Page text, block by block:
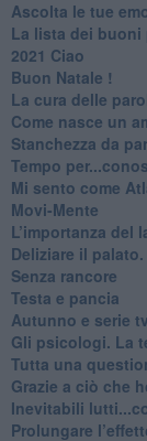
​Ascolta le tue
​La lista dei
2021 Ciao
Buon Natale !
​La cura delle
​Come nasce un
Stanchezza da
​Tempo
​Mi sento come
​Movi-Mente
​L’importanza del
​Deliziare il
​Senza rancore
​Testa e pancia
​Autunno e serie tv
​Gli psicologi. La
​Tutta una
​Grazie a ciò che
​Inevitabili
Prolungare